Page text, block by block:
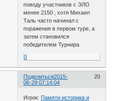
поводу участников с ЭЛО
менее 2150 , хотя Михаил
Таль часто начинал с
поражения в первом туре, а
затем становился
победителем Турнира
0
Поделиться 20
2015-
06-29 07:14:04
Игрок:Памяти историка и